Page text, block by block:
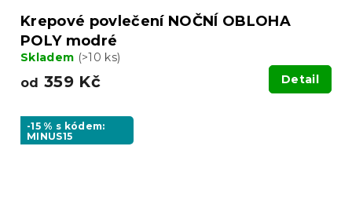
Krepové povlečení NOČNÍ OBLOHA
POLY modré
Skladem (>10 ks)
od 359 Kč Detail
-15 % s kódem:
MINUS15